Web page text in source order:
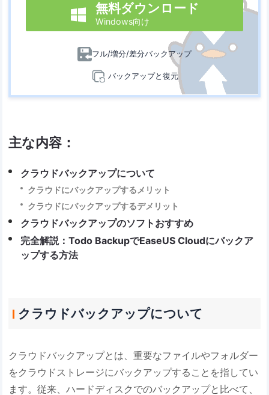
 無料ダウンロード
Windows向け
フル/増分/差分バックアップ
バックアップと復元
主な内容：
クラウドバックアップについて
クラウドにバックアップするメリット
クラウドにバックアップするデメリット
クラウドバックアップのソフトおすすめ
完全解説：Todo BackupでEaseUS Cloudにバックア
ップする方法
クラウドバックアップについて
クラウドバックアップとは、重要なファイルやフォルダー
をクラウドストレージにバックアップすることを指してい
ます。従来、ハードディスクでのバックアップと比べて、